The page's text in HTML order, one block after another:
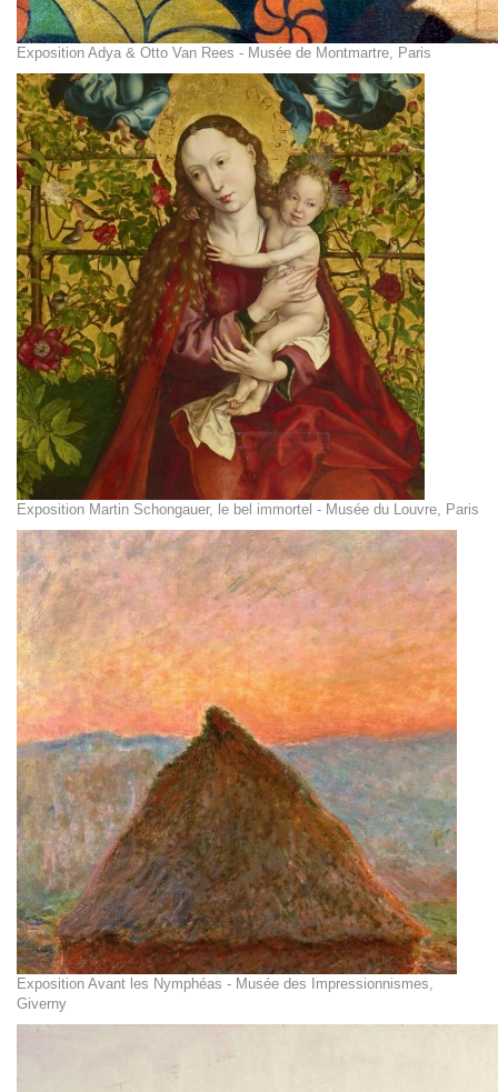
Exposition Adya & Otto Van Rees - Musée de Montmartre, Paris
Exposition Martin Schongauer, le bel immortel - Musée du Louvre, Paris
Exposition Avant les Nymphéas - Musée des Impressionnismes,
Giverny